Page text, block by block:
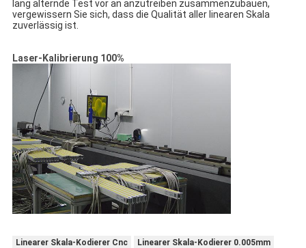
lang alternde Test vor an anzutreiben zusammenzubauen,
vergewissern Sie sich, dass die Qualität aller linearen Skala
zuverlässig ist.
Laser-Kalibrierung 100%
Linearer Skala-Kodierer Cnc
Linearer Skala-Kodierer 0.005mm